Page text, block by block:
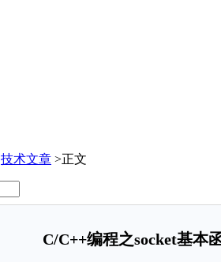
技术文章 >正文
C/C++编程之socket基本